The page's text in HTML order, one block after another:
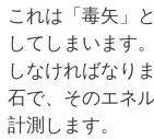
これは「毒矢」
してしまいます
しなければなり
石で、そのエネ
計測します。